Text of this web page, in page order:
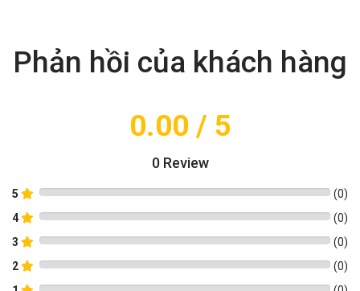
Phản hồi của khách hàng
0.00 / 5
0Review
5 (0)
4
(0)
3
(0)
2
(0)